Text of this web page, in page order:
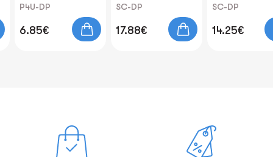
P4U-DP
6.85€
SC-DP
17.88€
SC-DP
14.25€